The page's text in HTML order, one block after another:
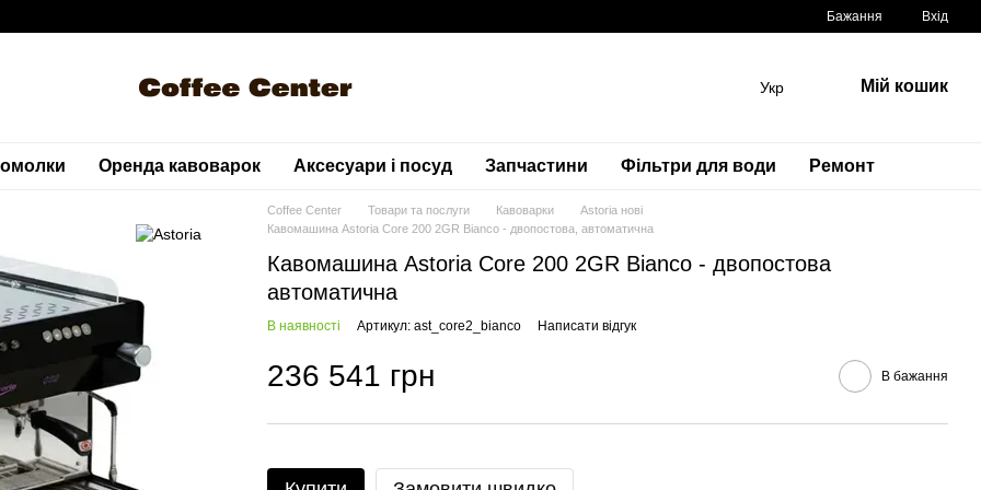
Бажання Вхід
Укр Мій кошик
Оренда кавоварок Аксесуари і посуд Запчастини Фільтри для води Ремонт
Coffee Center Товари та послуги Кавоварки
Astoria нові
Кавомашина Astoria Core 200 2GR Bianco - двопостова, автоматична
Кавомашина Astoria Core 200 2GR Bianco - двопостова
автоматична
В наявності Артикул: ast_core2_bianco Написати відгук
236 541 грн В бажання